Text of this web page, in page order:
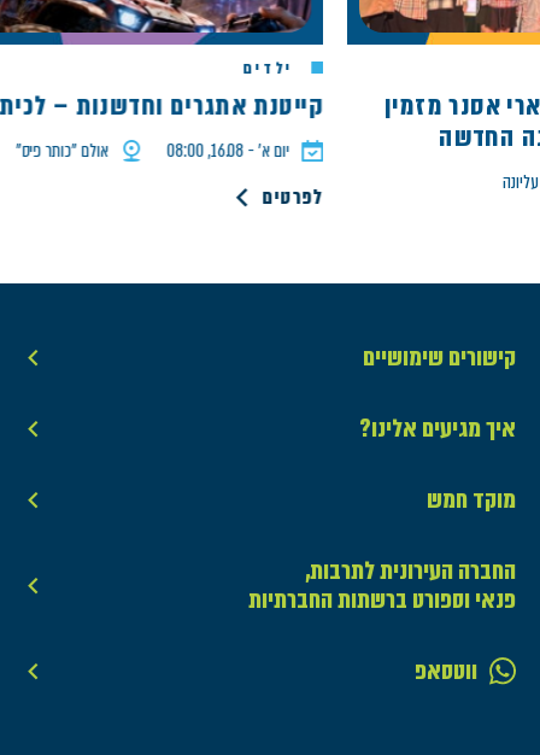
ארי אסנר מזמין
ילדים
קייטנת אתגרים וחדשנות –
יום א׳ - 16.08, 08:00 אולם ״כותר פיס״
לפרטים
קישורים שימושיים
איך מגיעים אלינו?
מוקד חמש
החברה העירונית לתרבות,
פנאי וספורט ברשתות החברתיות
ווטסאפ